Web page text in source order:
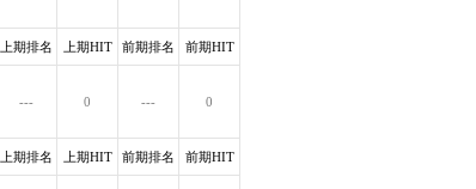
上期排名 上期HIT 前期排名 前期HIT
--- 0 --- 0
上期排名 上期HIT 前期排名 前期HIT